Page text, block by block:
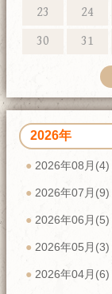
23
24
30
31
2026年
2026年08月(4)
2026年07月(9)
2026年06月(5)
2026年05月(3)
2026年04月(6)